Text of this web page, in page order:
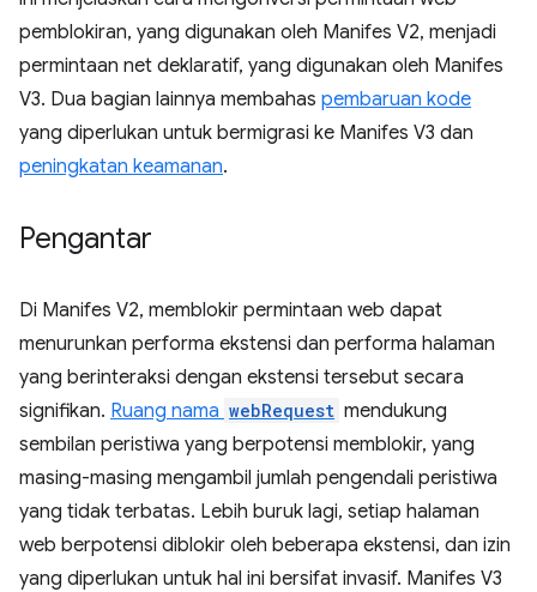
pemblokiran, yang digunakan oleh Manifes V2, menjadi
permintaan net deklaratif, yang digunakan oleh Manifes
V3. Dua bagian lainnya membahas pembaruan kode
yang diperlukan untuk bermigrasi ke Manifes V3 dan
peningkatan keamanan.
Pengantar
Di Manifes V2, memblokir permintaan web dapat
menurunkan performa ekstensi dan performa halaman
yang berinteraksi dengan ekstensi tersebut secara
signifikan. Ruang nama webRequest mendukung
sembilan peristiwa yang berpotensi memblokir, yang
masing-masing mengambil jumlah pengendali peristiwa
yang tidak terbatas. Lebih buruk lagi, setiap halaman
web berpotensi diblokir oleh beberapa ekstensi, dan izin
yang diperlukan untuk hal ini bersifat invasif. Manifes V3